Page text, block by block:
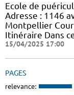
Ecole de
Adresse : 1146
Montpellier
Itinéraire Dans
15/04/2025 17:00
PAGES
relevance: